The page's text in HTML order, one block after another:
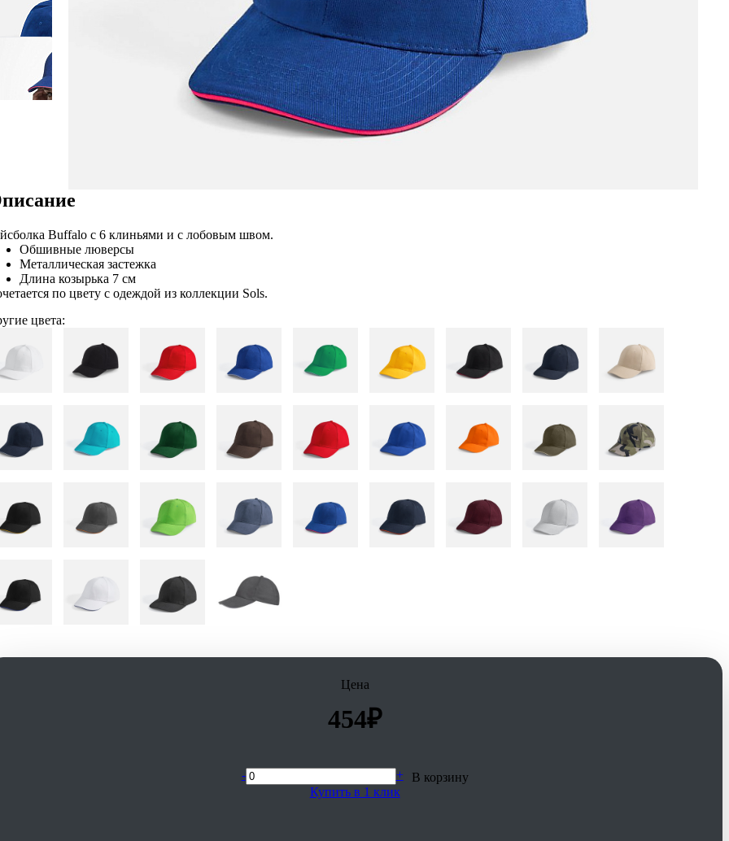
Buffalo с 6 клиньями и с лобовым швом.
Обшивные люверсы
Металлическая застежка
Длина козырька 7 см
по цвету с одеждой из коллекции Sols.
цвета:
Цена
454₽
- +
В корзину
Купить в 1 клик